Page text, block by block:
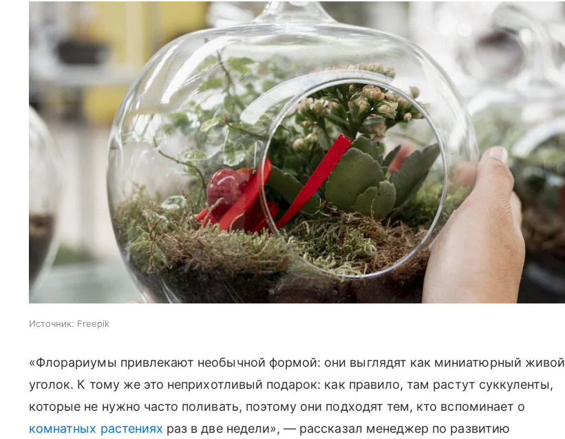
Источник: Freepik
«Флорариумы привлекают необычной формой: они выглядят как миниатюрный живой
уголок. К тому же это неприхотливый подарок: как правило, там растут суккуленты,
которые не нужно часто поливать, поэтому они подходят тем, кто вспоминает о
комнатных растениях раз в две недели», — рассказал менеджер по развитию